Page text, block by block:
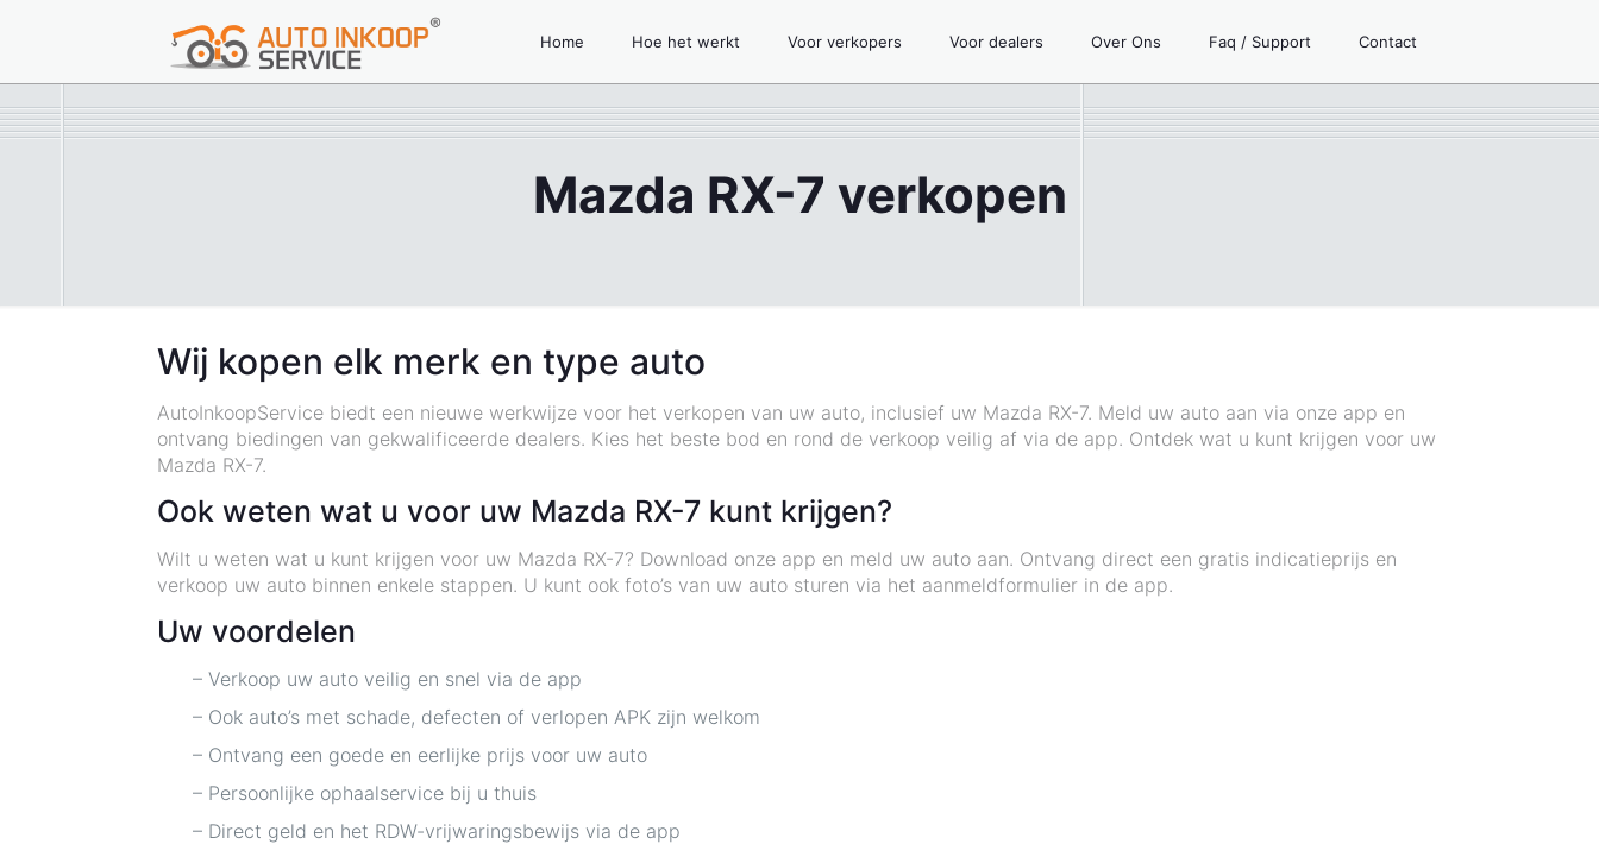
Home Hoe het werkt Voor verkopers Voor dealers Over Ons Faq / Support Contact
Mazda RX-7 verkopen
Wij kopen elk merk en type auto
AutoInkoopService biedt een nieuwe werkwijze voor het verkopen van uw auto, inclusief uw Mazda RX-7. Meld uw auto aan via onze app en
ontvang biedingen van gekwalificeerde dealers. Kies het beste bod en rond de verkoop veilig af via de app. Ontdek wat u kunt krijgen voor uw
Mazda RX-7.
Ook weten wat u voor uw Mazda RX-7 kunt krijgen?
Wilt u weten wat u kunt krijgen voor uw Mazda RX-7? Download onze app en meld uw auto aan. Ontvang direct een gratis indicatieprijs en
verkoop uw auto binnen enkele stappen. U kunt ook foto’s van uw auto sturen via het aanmeldformulier in de app.
Uw voordelen
– Verkoop uw auto veilig en snel via de app
– Ook auto’s met schade, defecten of verlopen APK zijn welkom
– Ontvang een goede en eerlijke prijs voor uw auto
– Persoonlijke ophaalservice bij u thuis
– Direct geld en het RDW-vrijwaringsbewijs via de app